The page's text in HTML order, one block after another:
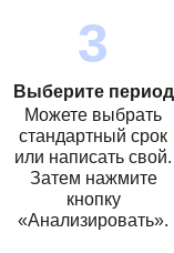
Выберите период
Можете выбрать
стандартный срок
или написать свой.
Затем нажмите
кнопку
«Анализировать».